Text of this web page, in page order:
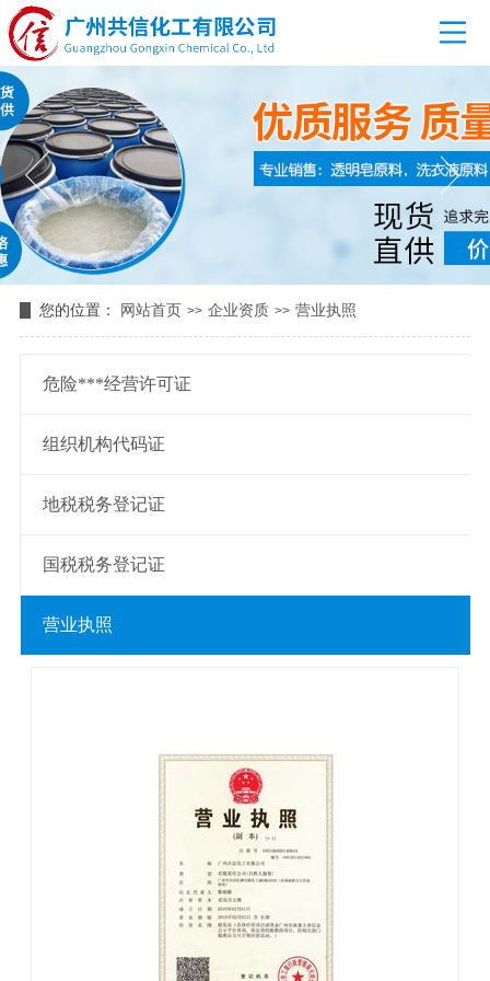
您的位置： 网站首页 >> 企业资质 >> 营业执照
危险***经营许可证
组织机构代码证
地税税务登记证
国税税务登记证
营业执照